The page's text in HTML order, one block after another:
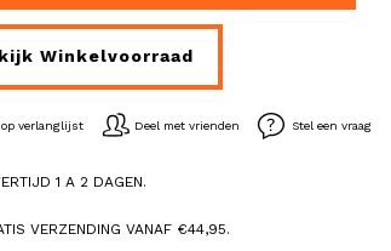
Winkelvoorraad
op verlanglijst Deel met vrienden Stel een vraag
1 A 2 DAGEN.
VERZENDING VANAF €44,95.